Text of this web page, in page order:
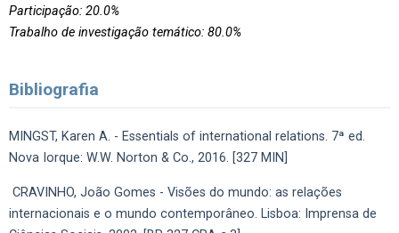
Participação: 20.0%
Trabalho de investigação temático: 80.0%
Bibliografia
MINGST, Karen A. - Essentials of international relations. 7ª ed.
Nova Iorque: W.W. Norton & Co., 2016. [327 MIN]
CRAVINHO, João Gomes - Visões do mundo: as relações
internacionais e o mundo contemporâneo. Lisboa: Imprensa de